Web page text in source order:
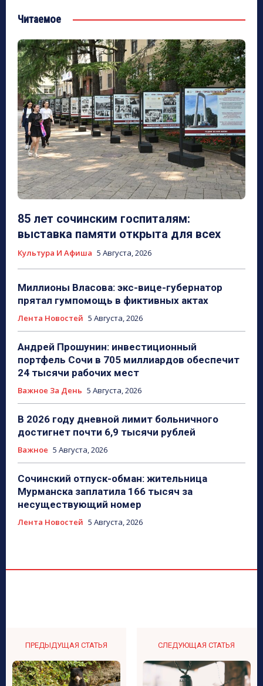
Читаемое
85 лет сочинским госпиталям:
выставка памяти открыта для всех
Культура И Афиша 5 Августа, 2026
Миллионы Власова: экс-вице-губернатор
прятал гумпомощь в фиктивных актах
Лента Новостей 5 Августа, 2026
Андрей Прошунин: инвестиционный
портфель Сочи в 705 миллиардов обеспечит
24 тысячи рабочих мест
Важное За День 5 Августа, 2026
В 2026 году дневной лимит больничного
достигнет почти 6,9 тысячи рублей
Важное 5 Августа, 2026
Сочинский отпуск-обман: жительница
Мурманска заплатила 166 тысяч за
несуществующий номер
Лента Новостей 5 Августа, 2026
ПРЕДЫДУЩАЯ СТАТЬЯ СЛЕДУЮЩАЯ СТАТЬЯ